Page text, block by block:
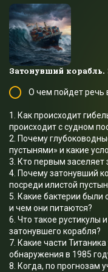
Затонувший
О чем пойдет речь
1. Как происходит
происходит с судном
2. Почему
пустынями» и какие
3. Кто первым
4. Почему затонувший
посреди илистой
5. Какие бактерии
и чем они питаются?
6. Что такое рустикулы
затонувшего корабля?
7. Какие части
обнаружения в 1985
8. Когда, по прогнозам